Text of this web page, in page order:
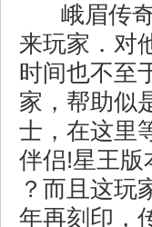
峨眉传
来玩家．对
时间也不至
家，帮助似
士，在这里
伴侣!星王版
？而且这玩
年再刻印，